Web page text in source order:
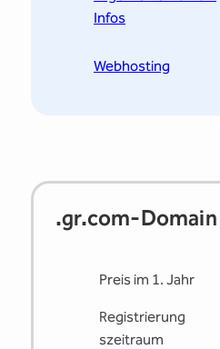
Infos
Webhosting
.gr.com-Domain
Preis im 1. Jahr
Registrierung
s­zeitraum